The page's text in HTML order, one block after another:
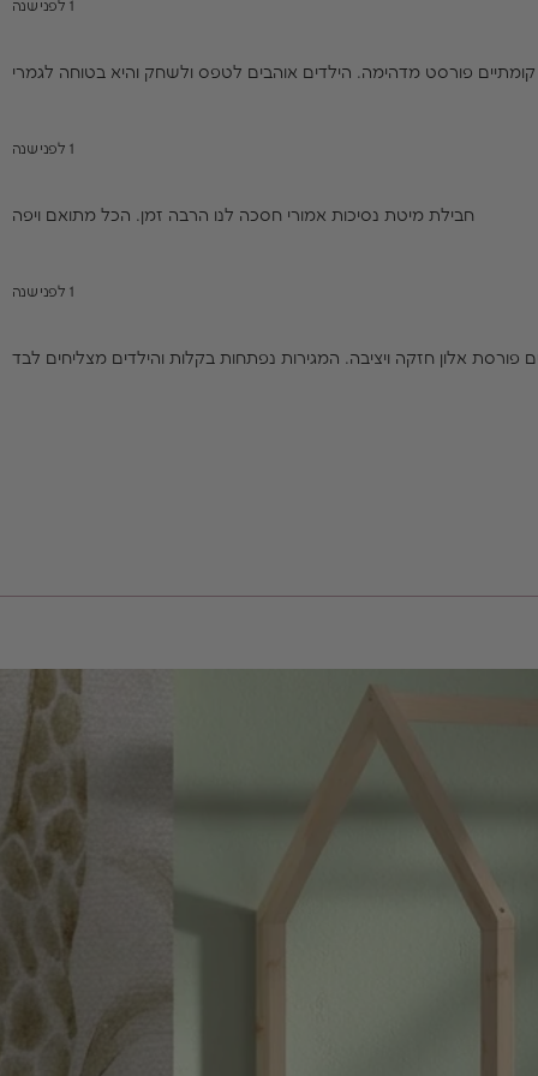
1 לפני שנה
פורסט מדהימה. הילדים אוהבים לטפס ולשחק והיא בטוחה לגמרי
1 לפני שנה
חבילת מיטת נסיכות אמורי חסכה לנו הרבה זמן. הכל מתואם ויפה
1 לפני שנה
פורסת אלון חזקה ויציבה. המגירות נפתחות בקלות והילדים מצליחים לבד